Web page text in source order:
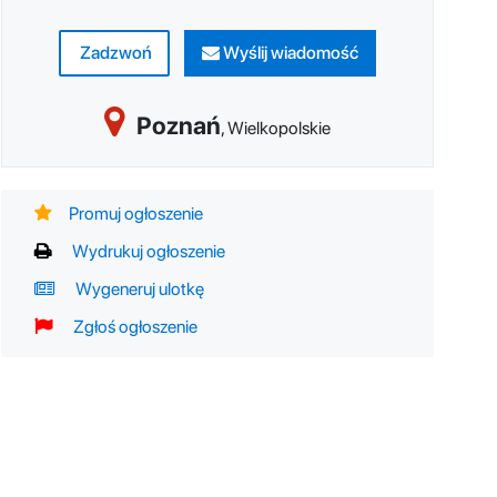
Zadzwoń Wyślij wiadomość
Poznań,Wielkopolskie
Promuj ogłoszenie
Wydrukuj ogłoszenie
Wygeneruj ulotkę
Zgłoś ogłoszenie